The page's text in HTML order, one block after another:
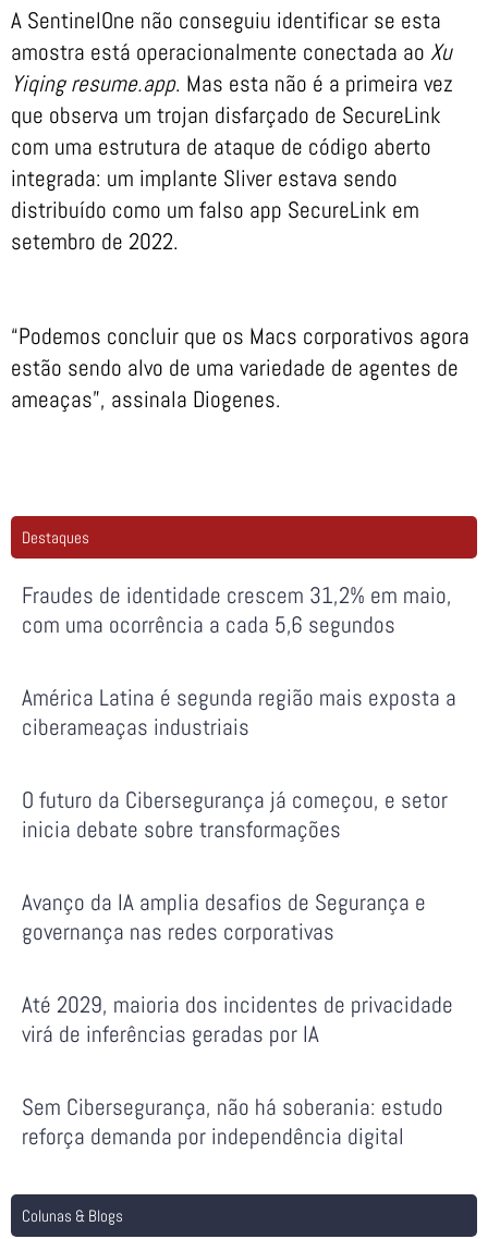
A SentinelOne não conseguiu identificar se esta
amostra está operacionalmente conectada ao Xu
Yiqing resume.app. Mas esta não é a primeira vez
que observa um trojan disfarçado de SecureLink
com uma estrutura de ataque de código aberto
integrada: um implante Sliver estava sendo
distribuído como um falso app SecureLink em
setembro de 2022.
“Podemos concluir que os Macs corporativos agora
estão sendo alvo de uma variedade de agentes de
ameaças”, assinala Diogenes.
Destaques
Fraudes de identidade crescem 31,2% em maio,
com uma ocorrência a cada 5,6 segundos
América Latina é segunda região mais exposta a
ciberameaças industriais
O futuro da Cibersegurança já começou, e setor
inicia debate sobre transformações
Avanço da IA amplia desafios de Segurança e
governança nas redes corporativas
Até 2029, maioria dos incidentes de privacidade
virá de inferências geradas por IA
Sem Cibersegurança, não há soberania: estudo
reforça demanda por independência digital
Colunas & Blogs